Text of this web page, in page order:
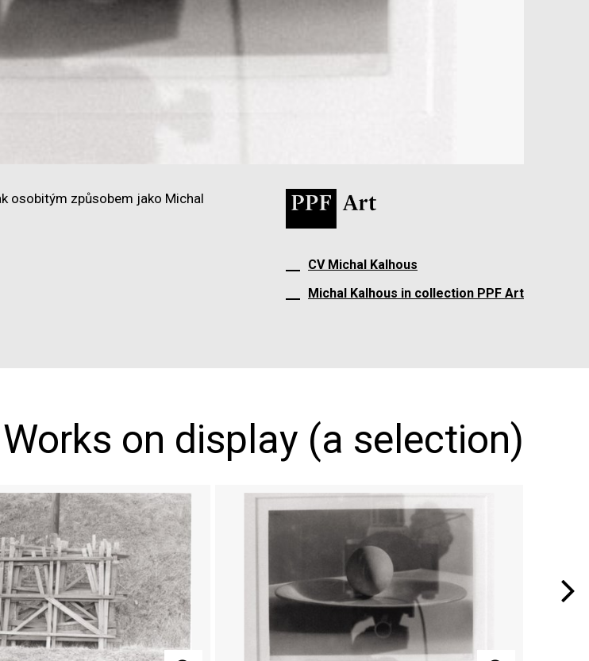
osobitým způsobem jako Michal
CV Michal Kalhous
Michal Kalhous in collection PPF Art
Works on display (a selection)
Next